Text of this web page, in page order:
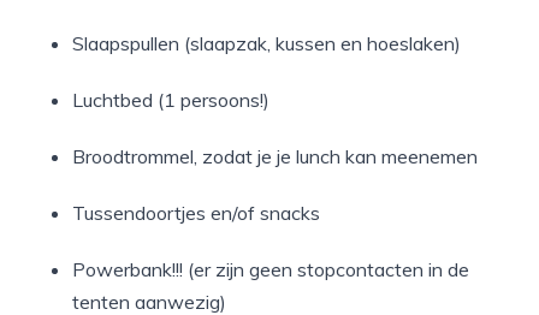
Slaapspullen (slaapzak, kussen en hoeslaken)
Luchtbed (1 persoons!)
Broodtrommel, zodat je je lunch kan meenemen
Tussendoortjes en/of snacks
Powerbank!!! (er zijn geen stopcontacten in de
tenten aanwezig)